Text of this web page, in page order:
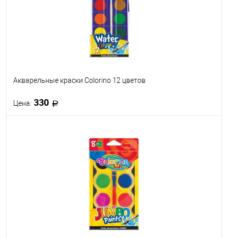
Акварельные краски Colorino 12 цветов
Цена: 330
В наличии